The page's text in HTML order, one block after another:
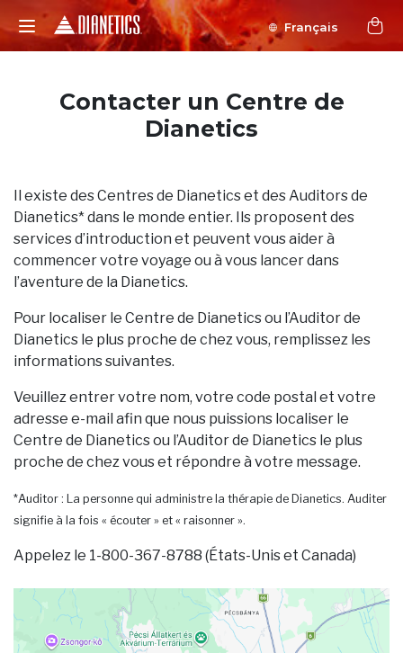
Français
Contacter un Centre de
Dianetics
Il existe des Centres de Dianetics et des Auditors de
Dianetics* dans le monde entier. Ils proposent des
services d’introduction et peuvent vous aider à
commencer votre voyage ou à vous lancer dans
l’aventure de la Dianetics.
Pour localiser le Centre de Dianetics ou l’Auditor de
Dianetics le plus proche de chez vous, remplissez les
informations suivantes.
Veuillez entrer votre nom, votre code postal et votre
adresse e-mail afin que nous puissions localiser le
Centre de Dianetics ou l’Auditor de Dianetics le plus
proche de chez vous et répondre à votre message.
*Auditor : La personne qui administre la thérapie de Dianetics. Auditer
signifie à la fois « écouter » et « raisonner ».
Appelez le 1-800-367-8788 (États-Unis et Canada)